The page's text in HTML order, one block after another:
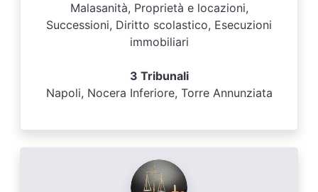
Malasanità, Proprietà e locazioni,
Successioni, Diritto scolastico, Esecuzioni
immobiliari
3 Tribunali
Napoli, Nocera Inferiore, Torre Annunziata